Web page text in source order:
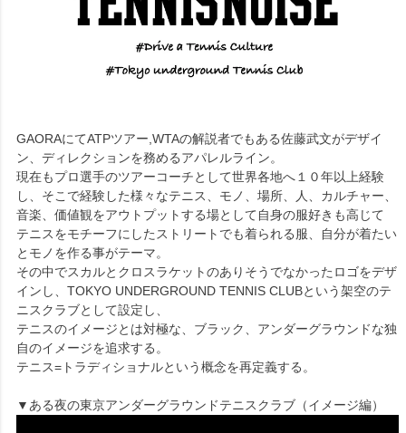
GAORAにてATPツアー,WTAの解説者でもある佐藤武文がデザイ
ン、ディレクションを務めるアパレルライン。
現在もプロ選手のツアーコーチとして世界各地へ１０年以上経験
し、そこで経験した様々なテニス、モノ、場所、人、カルチャー、
音楽、価値観をアウトプットする場として自身の服好きも高じて
テニスをモチーフにしたストリートでも着られる服、自分が着たい
とモノを作る事がテーマ。
その中でスカルとクロスラケットのありそうでなかったロゴをデザ
インし、TOKYO UNDERGROUND TENNIS CLUBという架空のテ
ニスクラブとして設定し、
テニスのイメージとは対極な、ブラック、アンダーグラウンドな独
自のイメージを追求する。
テニス=トラディショナルという概念を再定義する。
▼ある夜の東京アンダーグラウンドテニスクラブ（イメージ編）